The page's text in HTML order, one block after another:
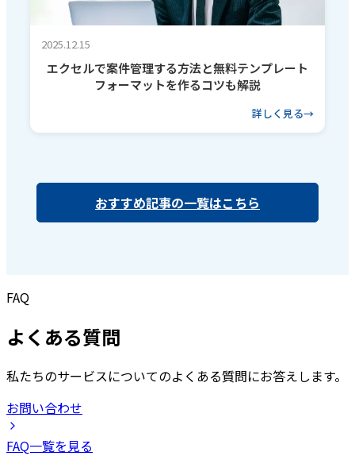
2025.12.15
エクセルで案件管理する方法と無料テンプレート
フォーマットを作るコツも解説
詳しく見る
おすすめ記事の一覧はこちら
FAQ
よくある質問
私たちのサービスについてのよくある質問にお答えします。
お問い合わせ
FAQ一覧を見る